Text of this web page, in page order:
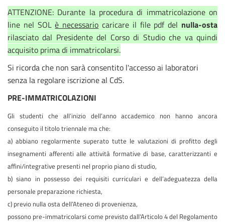
ATTENZIONE: Durante la procedura di immatricolazione on
line nel SOLè necessario caricare il file pdf del nulla-osta
rilasciato dal Presidente del Corso di Studio che va quindi
acquisito prima di immatricolarsi.
Si ricorda che non sarà consentito l'accesso ai laboratori
senza la regolare iscrizione al CdS.
PRE-IMMATRICOLAZIONI
Gli studenti che all’inizio dell’anno accademico non hanno ancora
conseguito il titolo triennale ma che:
a) abbiano regolarmente superato tutte le valutazioni di profitto degli
insegnamenti afferenti alle attività formative di base, caratterizzanti e
affini/integrative presenti nel proprio piano di studio,
b) siano in possesso dei requisiti curriculari e dell’adeguatezza della
personale preparazione richiesta,
c) previo nulla osta dell’Ateneo di provenienza,
possono pre-immatricolarsi come previsto dall'Articolo 4 del Regolamento